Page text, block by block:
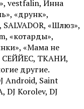
vestfalin, Инна
«друнк»,
«Шлюз»,
«котарды»,
«Мама не
СЕЙЙЕС, ТКАНИ,
другие.
Android, Saint
DJ Korolev, DJ